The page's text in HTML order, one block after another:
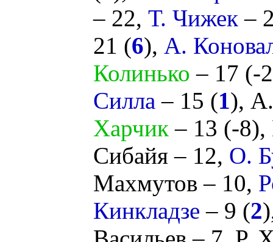
– 22, Т. Чижек –
21 (6), А.
Колинько – 17 (-
Силла – 15 (1),
Харчик – 13 (-8),
Сибайя– 12, О.
Махмутов – 10,
Кинкладзе – 9 (2